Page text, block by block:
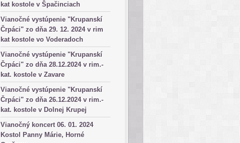
kat kostole v Špačinciach
Vianočné vystúpenie "Krupanskí
Črpáci" zo dňa 29. 12. 2024 v rim
kat kostole vo Voderadoch
Vianočné vystúpenie "Krupanskí
Črpáci" zo dňa 28.12.2024 v rim.-
kat. kostole v Zavare
Vianočné vystúpenie "Krupanskí
Črpáci" zo dňa 26.12.2024 v rim.-
kat. kostole v Dolnej Krupej
Vianočný koncert 06. 01. 2024
Kostol Panny Márie, Horné